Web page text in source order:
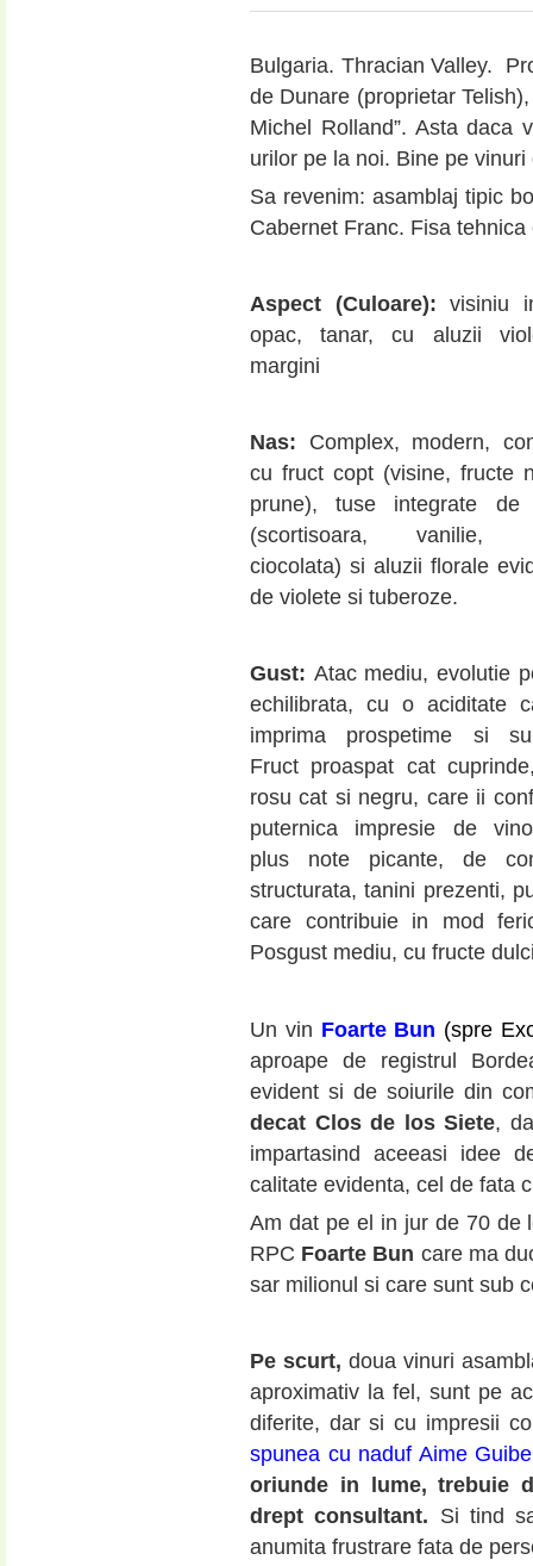
Bulgaria. Thracian Valley.
de Dunare (proprietar
Michel Rolland”. Asta daca
urilor pe la noi. Bine pe
Sa revenim: asamblaj tipic
Cabernet Franc. Fisa
Aspect (Culoare):visiniu
opac, tanar, cu aluzii
margini
Nas: Complex, modern,
cu fruct copt (visine, fructe
prune), tuse integrate de
(scortisoara, vanilie,
ciocolata) si aluzii florale
de violete si tuberoze.
Gust: Atac mediu, evolutie
echilibrata, cu o aciditate
imprima prospetime si
Fruct proaspat cat
rosu cat si negru, care ii
puternica impresie de
plus note picante, de
structurata, tanini prezenti,
care contribuie in mod
Posgust mediu, cu fructe
Un vin Foarte Bun (spre
aproape de registrul
evident si de soiurile din
decat Clos de los Siete,
impartasind aceeasi idee
calitate evidenta, cel de fata
Am dat pe el in jur de 70 de
RPC Foarte Bun care ma
sar milionul si care sunt sub
Pe scurt, doua vinuri
aproximativ la fel, sunt pe
diferite, dar si cu impresii
spunea cu naduf Aime
oriunde in lume, trebuie
drept consultant. Si tind
anumita frustrare fata de